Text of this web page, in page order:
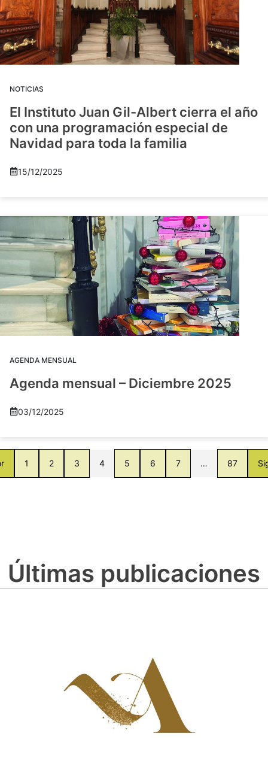
NOTICIAS
El Instituto Juan Gil-Albert cierra el año
con una programación especial de
Navidad para toda la familia
15/12/2025
AGENDA MENSUAL
Agenda mensual – Diciembre 2025
03/12/2025
1 2 3 4 5 6 7 … 87
Últimas publicaciones